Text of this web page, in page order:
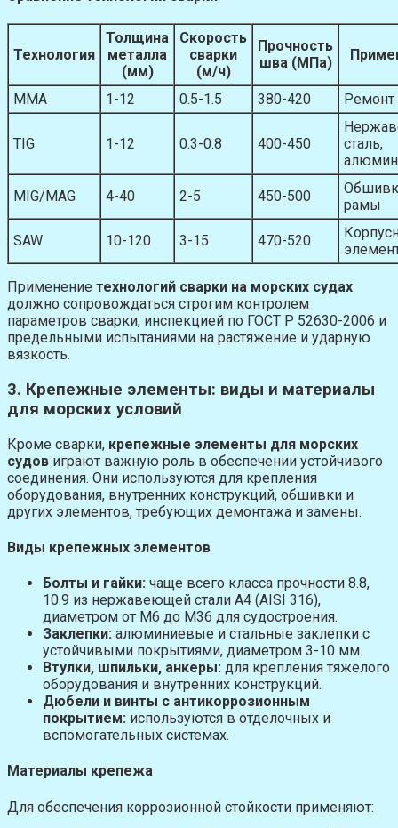
Технология
Толщина
металла
(мм)
Скорость
сварки
(м/ч)
Прочность
шва (МПа)
MMA 1-12 0.5-1.5 380-420 Ремонт
TIG 1-12 0.3-0.8 400-450
сталь,
MIG/MAG 4-40 2-5 450-500
рамы
SAW 10-120 3-15 470-520
Применение технологий сварки на морских судах
должно сопровождаться строгим контролем
параметров сварки, инспекцией по ГОСТ Р 52630-2006 и
предельными испытаниями на растяжение и ударную
вязкость.
3. Крепежные элементы: виды и материалы
для морских условий
Кроме сварки, крепежные элементы для морских
судов играют важную роль в обеспечении устойчивого
соединения. Они используются для крепления
оборудования, внутренних конструкций, обшивки и
других элементов, требующих демонтажа и замены.
Виды крепежных элементов
Болты и гайки: чаще всего класса прочности 8.8,
10.9 из нержавеющей стали A4 (AISI 316),
диаметром от M6 до M36 для судостроения.
Заклепки: алюминиевые и стальные заклепки с
устойчивыми покрытиями, диаметром 3-10 мм.
Втулки, шпильки, анкеры: для крепления тяжелого
оборудования и внутренних конструкций.
Дюбели и винты с антикоррозионным
покрытием: используются в отделочных и
вспомогательных системах.
Материалы крепежа
Для обеспечения коррозионной стойкости применяют: